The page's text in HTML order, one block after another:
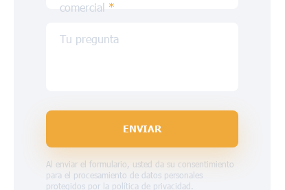
comercial *
Tu pregunta
ENVIAR
Al enviar el formulario, usted da su consentimiento
para el procesamiento de datos personales
protegidos por la política de privacidad .